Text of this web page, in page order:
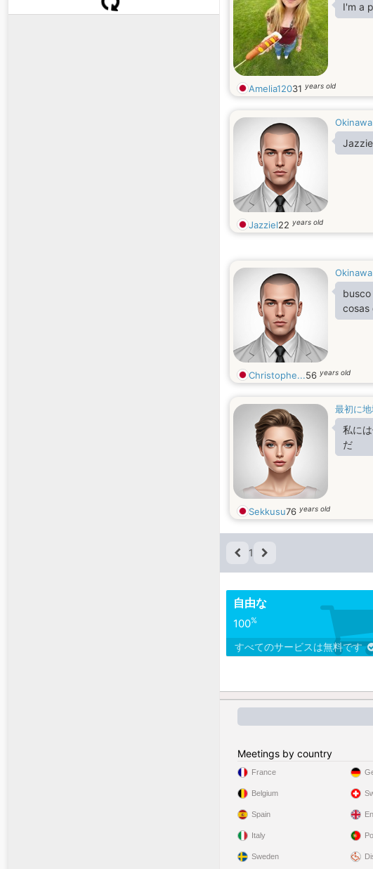
I'm a
Amelia12031 years old
Okinawa
Jazziel22 years old
Okinawa
cosas
Christophe...56 years old
最初に
私に
だ
Sekkusu76 years old
1
自由な
100%
すべてのサービスは無料です
Meetings by country
France
Belgium
Spain
Italy
Sweden